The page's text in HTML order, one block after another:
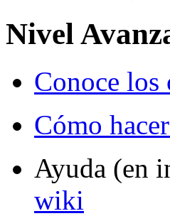
Nivel
Conoce los
Cómo
Ayuda (en
wiki